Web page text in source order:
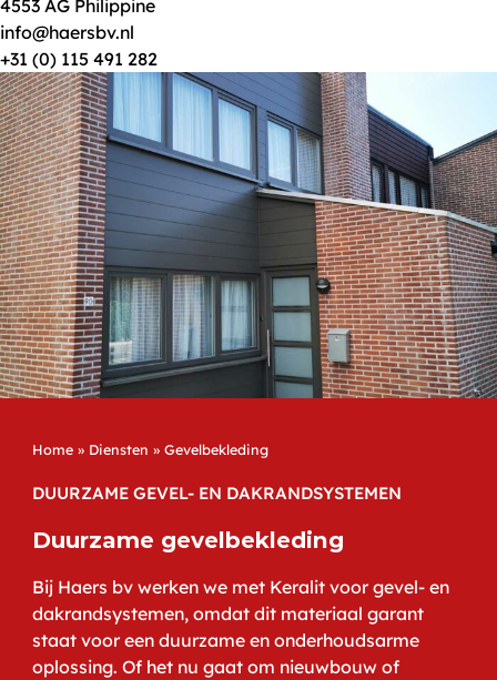
4553 AG Philippine
info@haersbv.nl
+31 (0) 115 491 282
Home » Diensten »Gevelbekleding
DUURZAME GEVEL- EN DAKRANDSYSTEMEN
Duurzame gevelbekleding
Bij Haers bv werken we met Keralit voor gevel- en
dakrandsystemen, omdat dit materiaal garant
staat voor een duurzame en onderhoudsarme
oplossing. Of het nu gaat om nieuwbouw of